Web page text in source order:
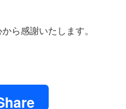
ら感謝いたします。